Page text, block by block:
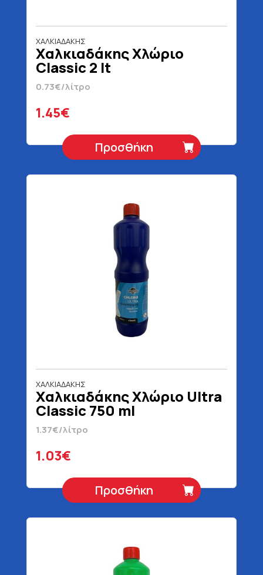
ΧΑΛΚΙΑΔΑΚΗΣ
Χαλκιαδάκης Χλώριο
Classic 2 lt
0.73€/λίτρο
1.45€
Προσθήκη
ΧΑΛΚΙΑΔΑΚΗΣ
Χαλκιαδάκης Χλώριο Ultra
Classic 750 ml
1.37€/λίτρο
1.03€
Προσθήκη